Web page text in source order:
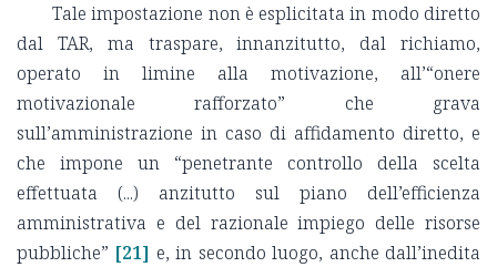
Tale impostazione non è esplicitata in modo diretto
dal TAR, ma traspare, innanzitutto, dal richiamo,
operato in limine alla motivazione, all’“onere
motivazionale rafforzato” che grava
sull’amministrazione in caso di affidamento diretto, e
che impone un “penetrante controllo della scelta
effettuata (...) anzitutto sul piano dell’efficienza
amministrativa e del razionale impiego delle risorse
pubbliche” [21] e, in secondo luogo, anche dall’inedita